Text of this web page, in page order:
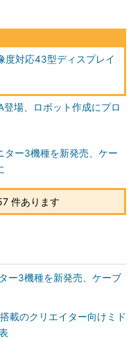
度対応43型ディスプレイ
登場、ロボット作成にプロ
ター3機種を新発売、ケー
件あります
ー3機種を新発売、ケーブ
載のクリエイター向けミド